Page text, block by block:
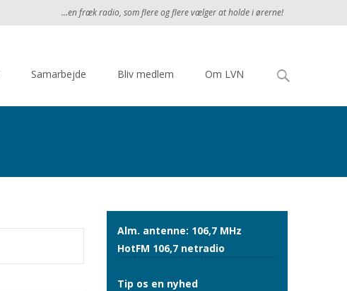
...en fræk radio, som flere og flere vælger at holde i ørerne!
Samarbejde Bliv medlem Om LVN
Søg
efter:
Alm. antenne: 106,7 MHz
HotFM 106,7 netradio
Tip os en nyhed